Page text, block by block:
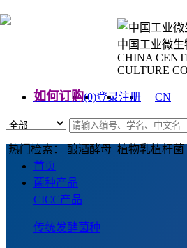
中国工业微
CHINA
CULTURE
如何订购(0)登录注册
CN
热门检索： 酿酒酵母 植物乳植杆
首页
菌种产品
CICC产品
传统发酵菌种